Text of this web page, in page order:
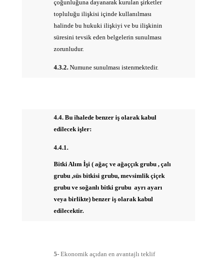
çoğunluğuna dayanarak kurulan şirketler
topluluğu ilişkisi içinde kullanılması
halinde bu hukuki ilişkiyi ve bu ilişkinin
süresini tevsik eden belgelerin sunulması
zorunludur.
4.3.2. Numune sunulması istenmektedir.
4.4. Bu ihalede benzer iş olarak kabul
edilecek işler:
4.4.1.
Bitki Alım İşi ( ağaç ve ağaççık grubu , çalı
grubu ,süs bitkisi grubu, mevsimlik çiçek
grubu ve soğanlı bitki grubu ayrı ayarı
veya birlikte) benzer iş olarak kabul
edilecektir.
5- Ekonomik açıdan en avantajlı teklif